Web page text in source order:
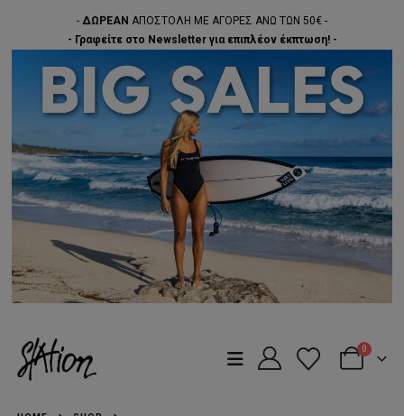
- ΔΩΡΕΑΝ ΑΠΟΣΤΟΛΗ ΜΕ ΑΓΟΡΕΣ ΑΝΩ ΤΩΝ 50€ -
- Γραφείτε στο Newsletter για επιπλέον έκπτωση! -
0